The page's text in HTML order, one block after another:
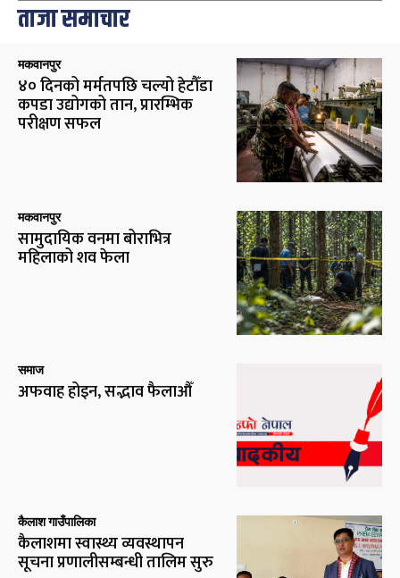
ताजा समाचार
मकवानपुर
४० दिनको मर्मतपछि चल्यो हेटौँडा
कपडा उद्योगको तान, प्रारम्भिक
परीक्षण सफल
मकवानपुर
सामुदायिक वनमा बोराभित्र
महिलाको शव फेला
समाज
अफवाह होइन, सद्भाव फैलाऔँ
कैलाश गाउँपालिका
कैलाशमा स्वास्थ्य व्यवस्थापन
सूचना प्रणालीसम्बन्धी तालिम सुरु